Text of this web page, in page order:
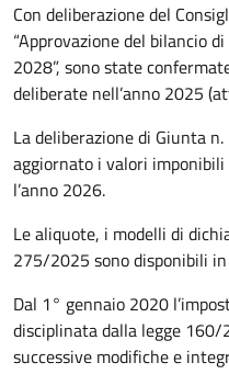
Con deliberazione del
“Approvazione del bilancio
2028”, sono state
deliberate nell’anno 2025
La deliberazione di Giunta
aggiornato i valori
l’anno 2026.
Le aliquote, i modelli di
275/2025 sono disponibili
Dal 1° gennaio 2020
disciplinata dalla legge
successive modifiche e